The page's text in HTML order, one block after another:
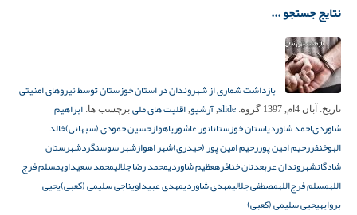
نتایج جستجو ...
بازداشت شماری از شهروندان در استان خوزستان توسط نیروهای امنیتی
تاریخ: آبان 4ام, 1397 گروه: slide
, آرشیو, اقلیت های ملی برچسب ها: ابراهیم
شاوردىاحمد شاوردیاستان خوزستانانور عاشوریاهوازحسین حمودى (سبهانی)خالد
البوخنفررحیم امین پوررحیم امین پور (حیدری)شهر اهوازشهر سوسنگردشهرستان
شادگانشهروندان عربعدنان خنافرهعظیم شاوردیمحمد رضا جلالیمحمد سعیداویمسلم فرج
اللهمسلم فرج‌اللهمصطفی جلالیمهدی شاوردیمهدی عبیداویناجی سلیمی (كعبی)یحیى
بروایهیحیى سلیمی (كعبی)